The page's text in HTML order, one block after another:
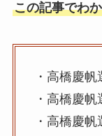
この記事でわ
・高橋慶
・高橋慶
・高橋慶